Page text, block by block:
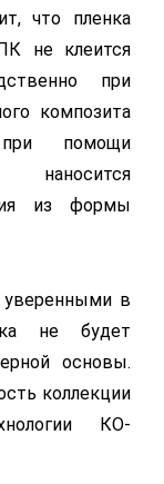
что пленка
не клеится
при
композита
помощи
наносится
из формы
в
не будет
основы.
коллекции
КО-